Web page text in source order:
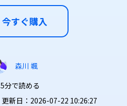
今すぐ購入
森川 颯
5分で読める
更新日：2026-07-22 10:26:27